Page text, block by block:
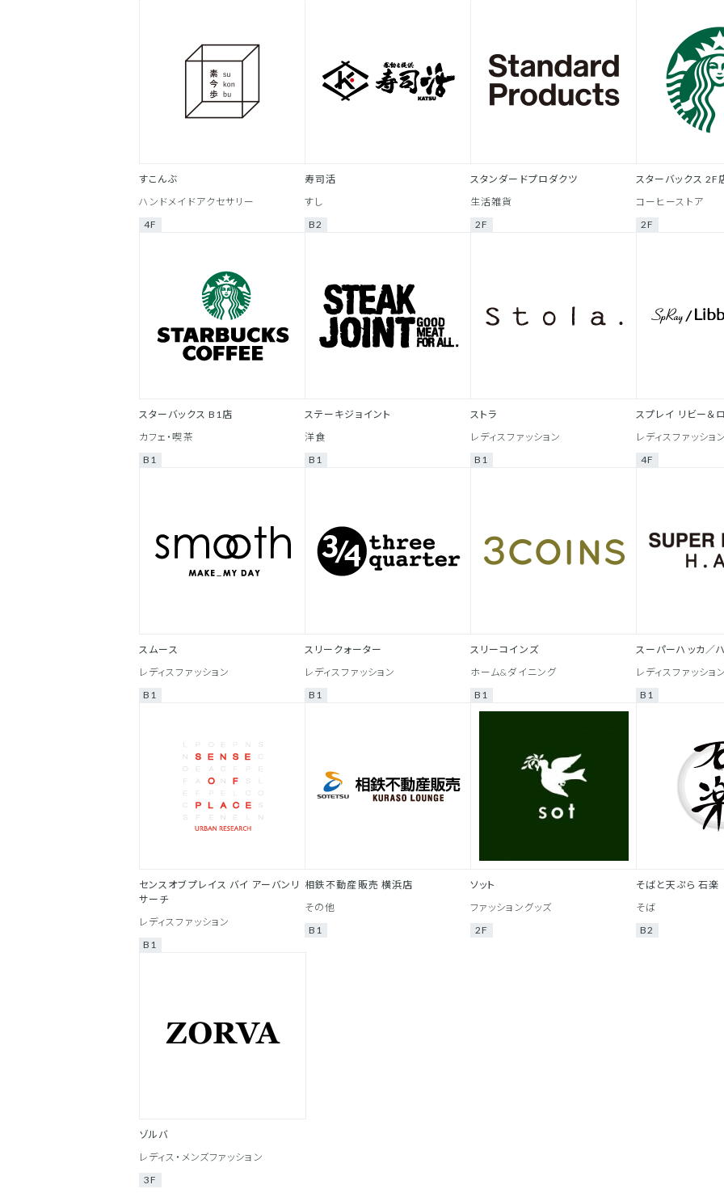
すこんぶ
ハンドメイドアクセサリー
4F
寿司活
すし
B2
スタンダードプロダクツ
生活雑貨
2F
スターバックス 2F
コーヒーストア
2F
スターバックス B1店
カフェ・喫茶
B1
ステーキジョイント
洋食
B1
ストラ
レディスファッション
B1
スプレイ リビー＆
レディスファッショ
4F
スムース
レディスファッション
B1
スリークォーター
レディスファッション
B1
スリーコインズ
ホーム&ダイニング
B1
スーパーハッカ／
レディスファッショ
B1
センスオブプレイス バイ アーバンリ
サーチ
レディスファッション
B1
相鉄不動産販売 横浜店
その他
B1
ソット
ファッショングッズ
2F
そばと天ぷら 石楽
そば
B2
ゾルバ
レディス・メンズファッション
3F